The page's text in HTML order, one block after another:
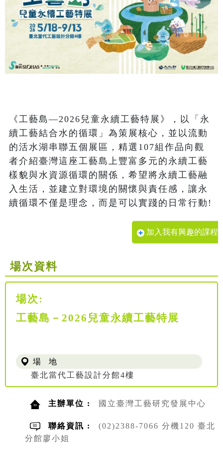
《工藝島—2026兒童永續工藝特展》，以「永
續工藝結合水的循環」為策展核心，並以流動
的活水湖串聯五個展區，精選107組作品向觀
者介紹臺灣這座工藝島上豐富多元的永續工藝
樣貌與水資源循環的關係，希望將永續工藝融
入生活，並建立對環境的關懷與責任感，讓永
加入我有興趣的課程
場次資料
場次:
工藝島－2026兒童永續工藝特展
場 地
臺北當代工藝設計分館4樓
主辦單位 : 國立臺灣工藝研究發展中心
聯絡資訊 :
(02)2388-7066 分機120 臺北
分館廖小姐